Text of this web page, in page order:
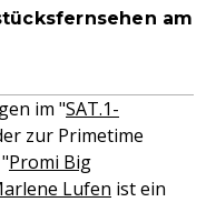
am
im "SAT.1-
zur Primetime
Promi Big
Lufen ist ein